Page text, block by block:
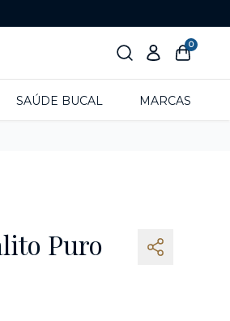
0
SAÚDE BUCAL MARCAS
Puro